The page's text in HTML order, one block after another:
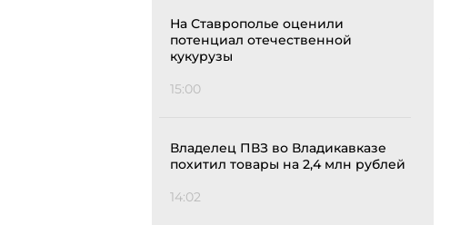
На Ставрополье оценили
потенциал отечественной
кукурузы
15:00
Владелец ПВЗ во Владикавказе
похитил товары на 2,4 млн рублей
14:02